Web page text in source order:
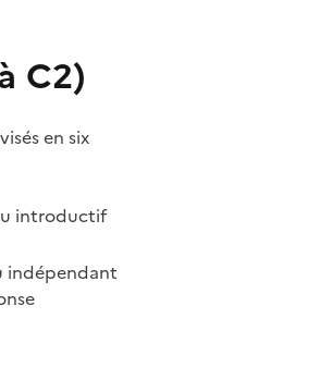
C2)
en six
introductif
indépendant